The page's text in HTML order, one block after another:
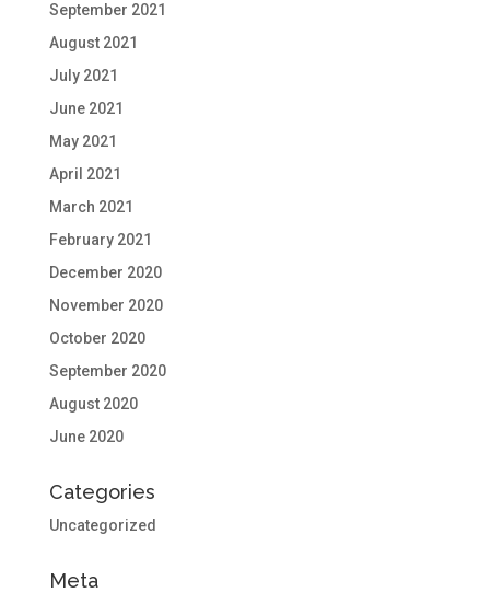
September 2021
August 2021
July 2021
June 2021
May 2021
April 2021
March 2021
February 2021
December 2020
November 2020
October 2020
September 2020
August 2020
June 2020
Categories
Uncategorized
Meta